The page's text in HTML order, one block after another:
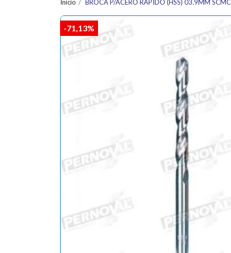
Inicio BROCA P/ACERO RAPIDO (HSS) 03.9MM SCMC
-71,13%